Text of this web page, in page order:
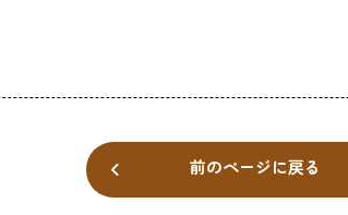
前のページに戻る